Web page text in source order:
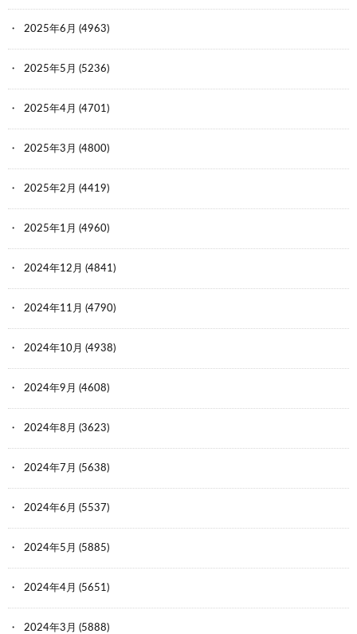
2025年6月 (4963)
2025年5月 (5236)
2025年4月 (4701)
2025年3月 (4800)
2025年2月 (4419)
2025年1月 (4960)
2024年12月 (4841)
2024年11月 (4790)
2024年10月 (4938)
2024年9月 (4608)
2024年8月 (3623)
2024年7月 (5638)
2024年6月 (5537)
2024年5月 (5885)
2024年4月 (5651)
2024年3月 (5888)